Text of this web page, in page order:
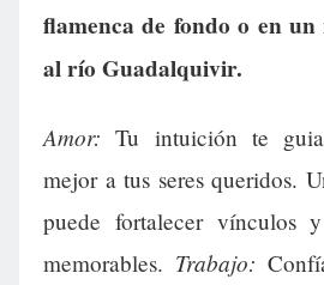
flamenca de fondo o en
al río Guadalquivir.
Amor: Tu intuición te
mejor a tus seres queridos.
puede fortalecer vínculos
memorables. Trabajo: